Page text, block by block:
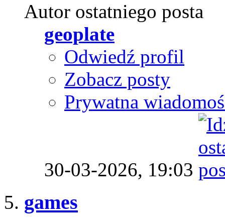
Autor ostatniego posta
geoplate
Odwiedź profil
Zobacz posty
Prywatna
30-03-2026, 19:03
games